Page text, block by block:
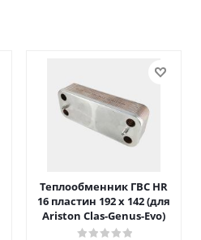
Теплообменник ГВС HR
16 пластин 192 x 142 (для
Ariston Clas-Genus-Evo)